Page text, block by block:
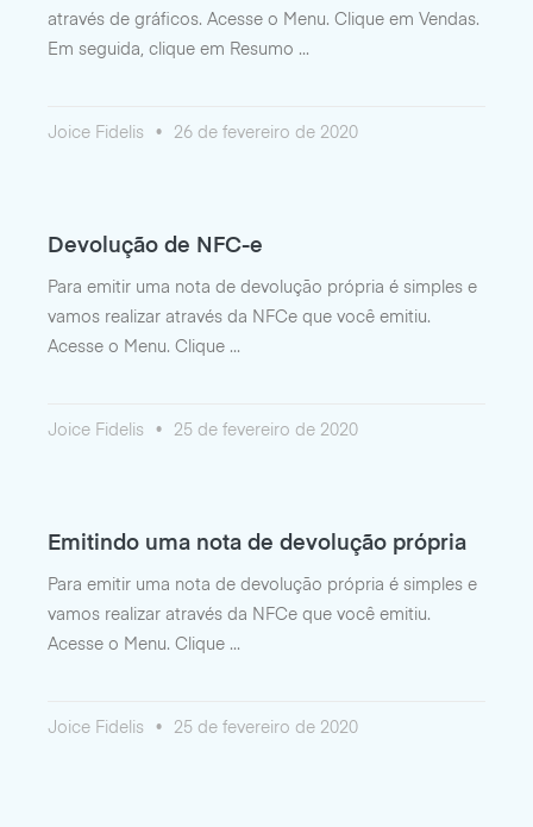
através de gráficos. Acesse o Menu. Clique em Vendas.
Em seguida, clique em Resumo
Joice Fidelis 26 de fevereiro de 2020
Devolução de NFC-e
Para emitir uma nota de devolução própria é simples e
vamos realizar através da NFCe que você emitiu.
Acesse o Menu. Clique
Joice Fidelis 25 de fevereiro de 2020
Emitindo uma nota de devolução própria
Para emitir uma nota de devolução própria é simples e
vamos realizar através da NFCe que você emitiu.
Acesse o Menu. Clique
Joice Fidelis 25 de fevereiro de 2020